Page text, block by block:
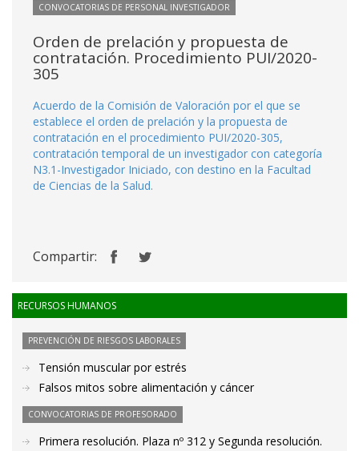
CONVOCATORIAS DE PERSONAL INVESTIGADOR
Orden de prelación y propuesta de
contratación. Procedimiento PUI/2020-
305
Acuerdo de la Comisión de Valoración por el que se
establece el orden de prelación y la propuesta de
contratación en el procedimiento PUI/2020-305,
contratación temporal de un investigador con categoría
N3.1-Investigador Iniciado, con destino en la Facultad
de Ciencias de la Salud.
Compartir:
RECURSOS HUMANOS
PREVENCIÓN DE RIESGOS LABORALES
Tensión muscular por estrés
Falsos mitos sobre alimentación y cáncer
CONVOCATORIAS DE PROFESORADO
Primera resolución. Plaza nº 312 y Segunda resolución.